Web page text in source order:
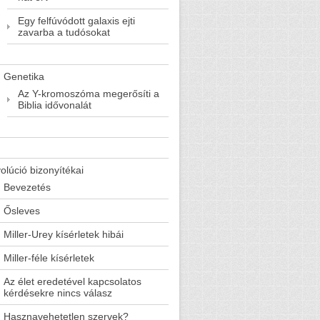
Egy felfúvódott galaxis ejti
zavarba a tudósokat
Genetika
Az Y-kromoszóma megerősíti a
Biblia idővonalát
bizonyítékai
Bevezetés
Ősleves
Miller-Urey kísérletek hibái
Miller-féle kísérletek
Az élet eredetével kapcsolatos
kérdésekre nincs válasz
Hasznavehetetlen szervek?